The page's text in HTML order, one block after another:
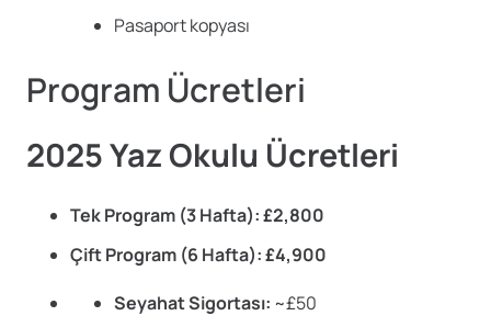
Pasaport kopyası
Program Ücretleri
2025 Yaz Okulu Ücretleri
Tek Program (3 Hafta): £2,800
Çift Program (6 Hafta): £4,900
Seyahat Sigortası: ~£50